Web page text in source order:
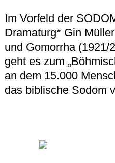
Im Vorfeld der
Dramaturg* Gin
und Gomorrha(1921/
geht es zum
an dem 15.000
das biblische Sodom